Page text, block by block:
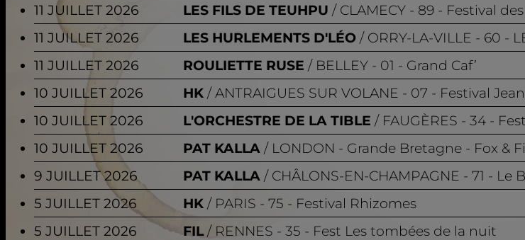
11 JUILLET 2026
LES FILS DE TEUHPU CLAMECY - 89 - Festival
11 JUILLET 2026
LES HURLEMENTS D'LÉO ORRY-LA-VILLE - 60 -
11 JUILLET 2026
ROULIETTE RUSE BELLEY - 01 - Grand Caf’
10 JUILLET 2026
HK ANTRAIGUES SUR VOLANE - 07 - Festival
10 JUILLET 2026
L'ORCHESTRE DE LA TIBLE FAUGÈRES - 34 -
10 JUILLET 2026
PAT KALLA LONDON - Grande Bretagne - Fox &
9 JUILLET 2026
PAT KALLA CHÂLONS-EN-CHAMPAGNE - 71 - Le
5 JUILLET 2026
HK PARIS - 75 - Festival Rhizomes
5 JUILLET 2026
FIL RENNES - 35 - Fest Les tombées de la nuit